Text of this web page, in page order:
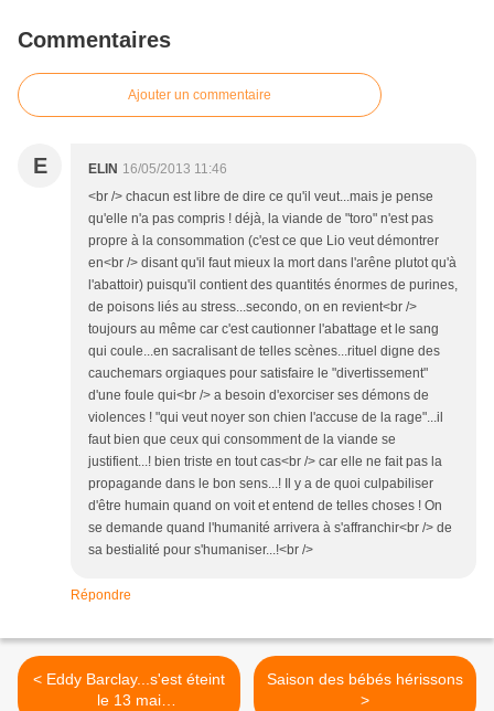
Commentaires
Ajouter un commentaire
E ELIN 16/05/2013 11:46
<br /> chacun est libre de dire ce qu'il veut...mais je pense
qu'elle n'a pas compris ! déjà, la viande de "toro" n'est pas
propre à la consommation (c'est ce que Lio veut démontrer
en<br /> disant qu'il faut mieux la mort dans l'arêne plutot qu'à
l'abattoir) puisqu'il contient des quantités énormes de purines,
de poisons liés au stress...secondo, on en revient<br />
toujours au même car c'est cautionner l'abattage et le sang
qui coule...en sacralisant de telles scènes...rituel digne des
cauchemars orgiaques pour satisfaire le "divertissement"
d'une foule qui<br /> a besoin d'exorciser ses démons de
violences ! "qui veut noyer son chien l'accuse de la rage"...il
faut bien que ceux qui consomment de la viande se
justifient...! bien triste en tout cas<br /> car elle ne fait pas la
propagande dans le bon sens...! Il y a de quoi culpabiliser
d'être humain quand on voit et entend de telles choses ! On
se demande quand l'humanité arrivera à s'affranchir<br /> de
sa bestialité pour s'humaniser...!<br />
Répondre
< Eddy Barclay...s'est éteint
le 13 mai
Saison des bébés hérissons
>